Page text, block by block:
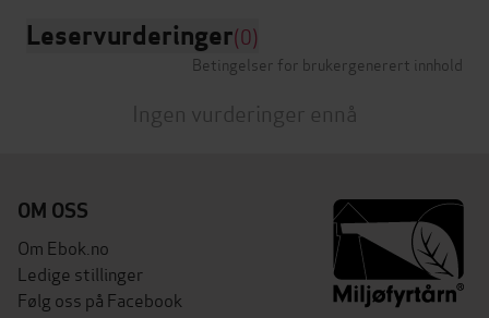
Leservurderinger(0)
Betingelser for brukergenerert innhold
Ingen vurderinger ennå
OM OSS
Om Ebok.no
Ledige stillinger
Følg oss på Facebook